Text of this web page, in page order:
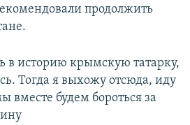
продолжить
в историю крымскую татарку,
Тогда я выхожу отсюда, иду
вместе будем бороться за